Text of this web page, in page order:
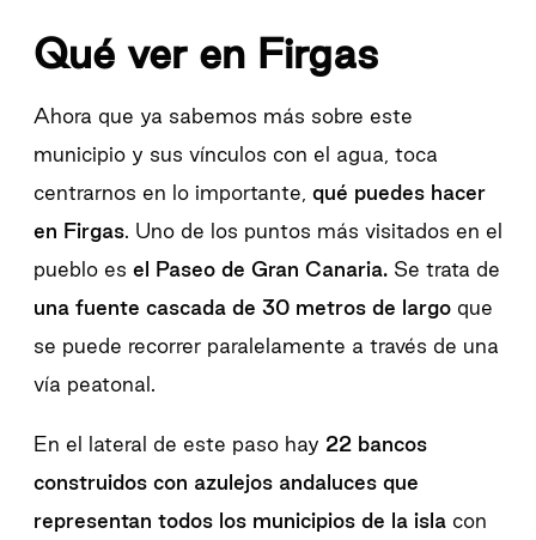
Qué ver en Firgas
Ahora que ya sabemos más sobre este
municipio y sus vínculos con el agua, toca
centrarnos en lo importante, qué puedes hacer
en Firgas. Uno de los puntos más visitados en el
pueblo es el Paseo de Gran Canaria.Se trata de
una fuente cascada de 30 metros de largoque
se puede recorrer paralelamente a través de una
vía peatonal.
En el lateral de este paso hay 22 bancos
construidos con azulejos andaluces que
representan todos los municipios de la isla con